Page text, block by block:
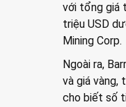
với tổng giá
triệu USD
Mining Corp.
Ngoài ra,
và giá vàng,
cho biết số